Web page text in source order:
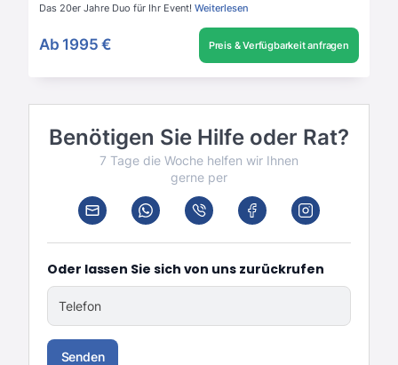
Das 20er Jahre Duo für Ihr Event! Weiterlesen
Ab 1995 € Preis & Verfügbarkeit anfragen
Benötigen Sie Hilfe oder Rat?
7 Tage die Woche helfen wir Ihnen
gerne per
Oder lassen Sie sich von uns zurückrufen
Telefon
Senden